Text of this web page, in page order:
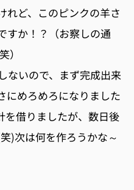
れど、このピンクの羊さ
すか！？（お察しの通
）
ないので、まず完成出来
にめろめろになりました
借りましたが、数日後
)次は何を作ろうかな～